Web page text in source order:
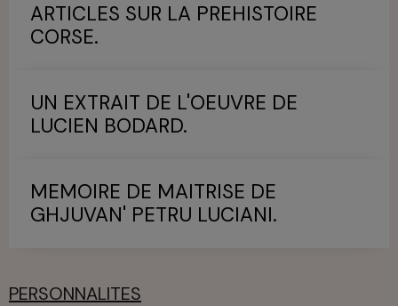
ARTICLES SUR LA PREHISTOIRE
CORSE.
UN EXTRAIT DE L'OEUVRE DE
LUCIEN BODARD.
MEMOIRE DE MAITRISE DE
GHJUVAN' PETRU LUCIANI.
PERSONNALITES